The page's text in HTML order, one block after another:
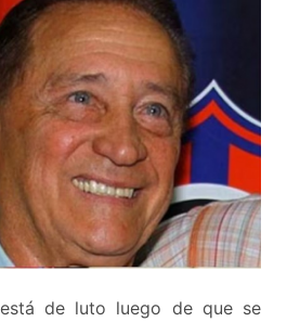
de luto luego de que se